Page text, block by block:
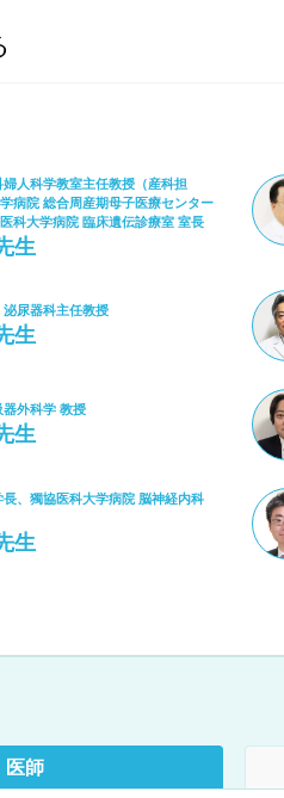
人科学教室主任教授（産科担
病院 総合周産期母子医療センター
科大学病院 臨床遺伝診療室 室長
生
尿器科主任教授
生
外科学 教授
生
、獨協医科大学病院 脳神経内科
生
医師